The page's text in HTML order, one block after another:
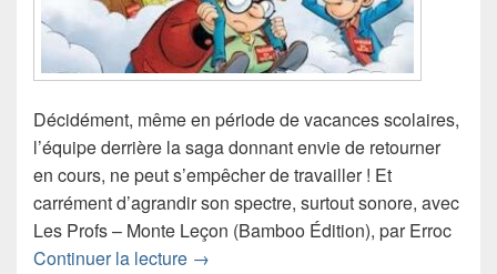
Décidément, même en période de vacances scolaires,
l’équipe derrière la saga donnant envie de retourner
en cours, ne peut s’empêcher de travailler ! Et
carrément d’agrandir son spectre, surtout sonore, avec
Les Profs – Monte Leçon (Bamboo Édition), par Erroc
Continuer la lecture Chronique bande dessinée Les Profs
→